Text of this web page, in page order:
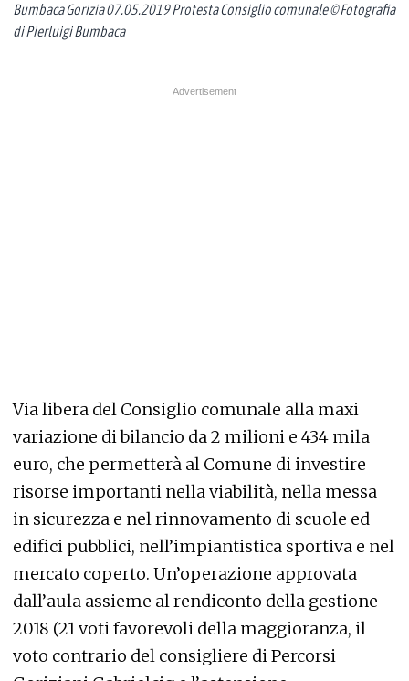
Bumbaca Gorizia 07.05.2019 Protesta Consiglio comunale © Fotografia
di Pierluigi Bumbaca
Via libera del Consiglio comunale alla maxi
variazione di bilancio da 2 milioni e 434 mila
euro, che permetterà al Comune di investire
risorse importanti nella viabilità, nella messa
in sicurezza e nel rinnovamento di scuole ed
edifici pubblici, nell’impiantistica sportiva e nel
mercato coperto. Un’operazione approvata
dall’aula assieme al rendiconto della gestione
2018 (21 voti favorevoli della maggioranza, il
voto contrario del consigliere di Percorsi